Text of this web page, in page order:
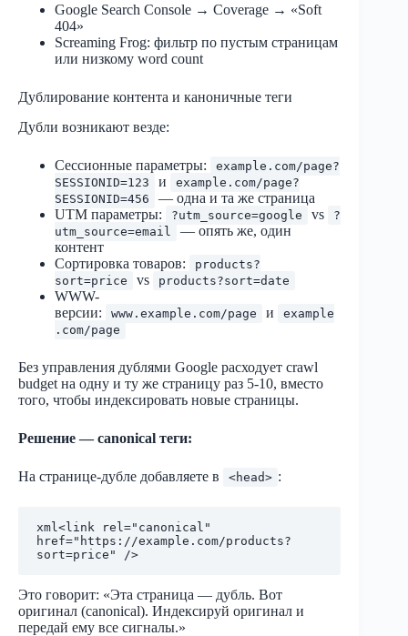
Google Search Console → Coverage → «Soft
404»
Screaming Frog: фильтр по пустым страницам
или низкому word count
Дублирование контента и каноничные теги
Дубли возникают везде:
Сессионные параметры:
example.com/page?
SESSIONID=123
и
example.com/page?
SESSIONID=456
— одна и та же страница
UTM параметры:
?utm_source=google vs
?
utm_source=email
— опять же, один
контент
Сортировка товаров:
products?
sort=price
vs products?sort=date
WWW-
версии:
www.example.com/page и
example
.com/page
Без управления дублями Google расходует crawl
budget на одну и ту же страницу раз 5-10, вместо
того, чтобы индексировать новые страницы.
Решение — canonical теги:
На странице-дубле добавляете в <head> :
xml <link rel="canonical"
href="https://example.com/products?
Это говорит: «Эта страница — дубль. Вот
оригинал (canonical). Индексируй оригинал и
передай ему все сигналы.»